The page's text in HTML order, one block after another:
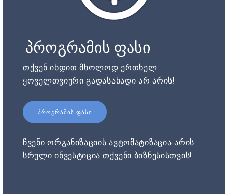
პროგრამის ფასი
თქვენ იხდით მხოლოდ ერთხელ.
ყოველთვიური გადასახადი არ არის!
ᲞᲠᲝᲒᲠᲐᲛᲘᲡ ᲤᲐᲡᲘ
ჩვენი ორგანიზაციის ავტომატიზაცია არის
სრული ინვესტიცია თქვენი ბიზნესისთვის!